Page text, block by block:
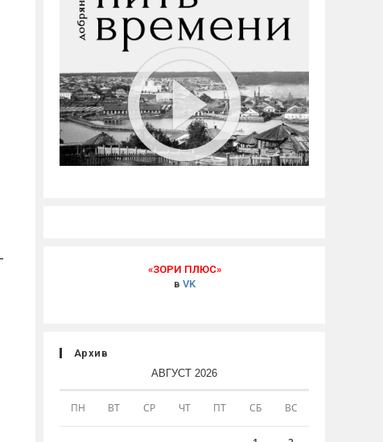
«ЗОРИ ПЛЮС»
в VK
Архив
АВГУСТ 2026
ПН ВТ СР ЧТ ПТ СБ ВС